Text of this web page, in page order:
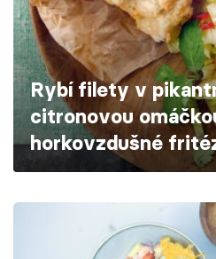
Škola vaření
Recepty z TV
Speciál: Cuketa
Těhotnej kuchař
Přihlášení
Rybí filety v
citronovou
horkovzdušné